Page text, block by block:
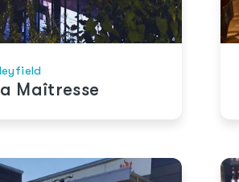
Maîtresse